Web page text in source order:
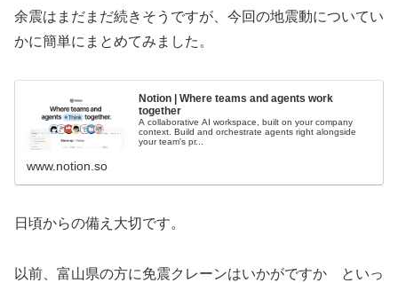
余震はまだまだ続きそうですが、今回の地震動についてい
かに簡単にまとめてみました。
Notion | Where teams and agents work
together
A collaborative AI workspace, built on your company
context. Build and orchestrate agents right alongside
your team's pr...
www.notion.so
日頃からの備え大切です。
以前、富山県の方に免震クレーンはいかがですか といっ